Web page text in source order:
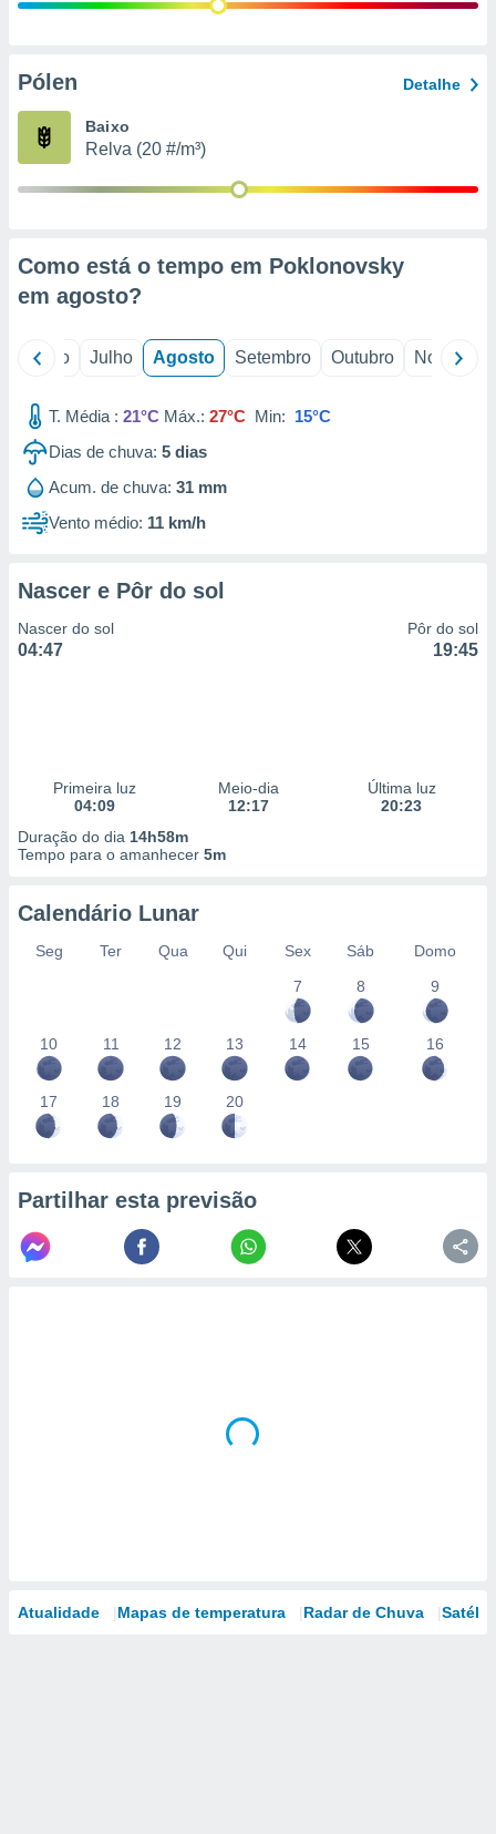
e
de
Pólen Detalhe
Baixo
Relva (20 #/m³)
Como está o tempo em Poklonovsky
em agosto?
Junho Julho Agosto Setembro Outubro Novembro
T. Média : 21°C Máx.: 27°C Min: 15°C
Dias de chuva: 5 dias
Acum. de chuva: 31 mm
Vento médio: 11 km/h
Nascer e Pôr do sol
Nascer do sol
04:47
Pôr do sol
19:45
Primeira luz
04:09
Meio-dia
12:17
Última luz
20:23
Duração do dia 14h58m
Tempo para o amanhecer 5m
Calendário Lunar
Seg Ter Qua Qui Sex Sáb
Domo
7
8 9
10 11 12 13 14 15 16
17 18 19 20
Partilhar esta previsão
Atualidade Mapas de temperatura Radar de Chuva